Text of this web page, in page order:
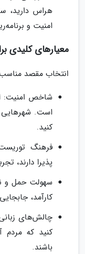
هراس دارید،
امنیت و
معیارهای کلیدی
انتخاب مقصد
شاخص امنیت:
است. شهرهایی
کنید.
فرهنگ
پذیرا دارند،
سهولت حمل و
کارآمد،
چالش‌های
کنید که
باشند.